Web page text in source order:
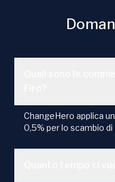
ChangeHero applica
0,5% per lo scambio di